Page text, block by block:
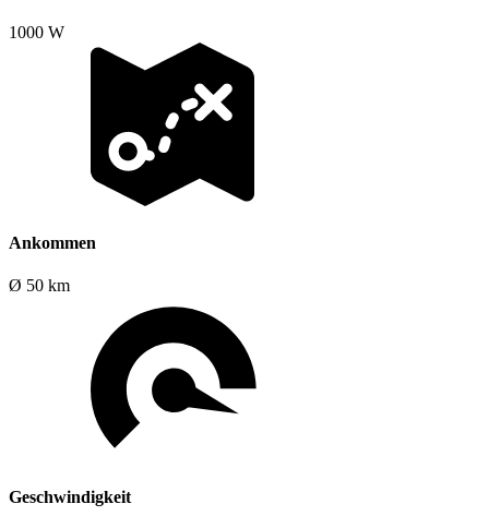
1000 W
Ankommen
Ø 50 km
Geschwindigkeit